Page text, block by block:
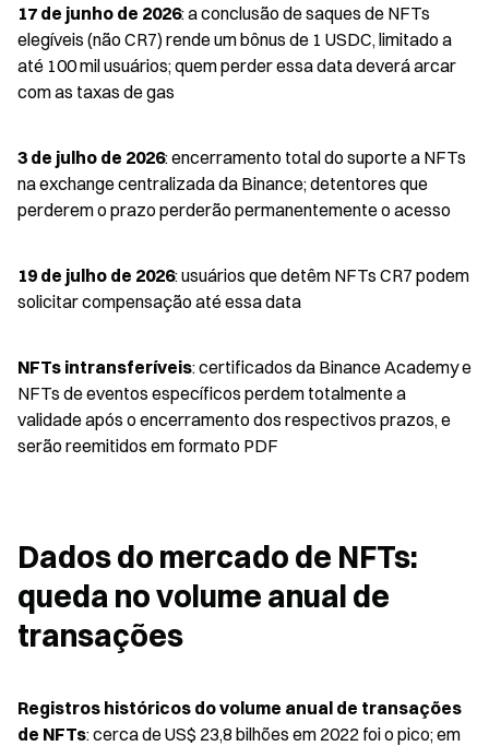
17 de junho de 2026: a conclusão de saques de NFTs
elegíveis (não CR7) rende um bônus de 1 USDC, limitado a
até 100 mil usuários; quem perder essa data deverá arcar
com as taxas de gas
3 de julho de 2026: encerramento total do suporte a NFTs
na exchange centralizada da Binance; detentores que
perderem o prazo perderão permanentemente o acesso
19 de julho de 2026: usuários que detêm NFTs CR7 podem
solicitar compensação até essa data
NFTs intransferíveis: certificados da Binance Academy e
NFTs de eventos específicos perdem totalmente a
validade após o encerramento dos respectivos prazos, e
serão reemitidos em formato PDF
Dados do mercado de NFTs:
queda no volume anual de
transações
Registros históricos do volume anual de transações
de NFTs: cerca de US$ 23,8 bilhões em 2022 foi o pico; em